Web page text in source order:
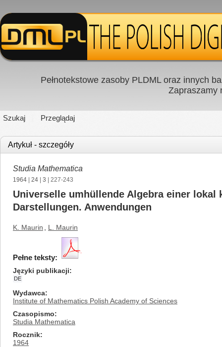
Pełnotekstowe zasoby PLDML oraz innych
Zapraszamy
Szukaj Przeglądaj
Artykuł - szczegóły
Studia Mathematica
1964 24 3 | 227-243
Universelle umhüllende Algebra einer
Darstellungen. Anwendungen
K. Maurin L. Maurin
Pełne teksty:
Języki publikacji
DE
Wydawca
Institute of Mathematics Polish Academy of Sciences
Czasopismo
Studia Mathematica
Rocznik
1964